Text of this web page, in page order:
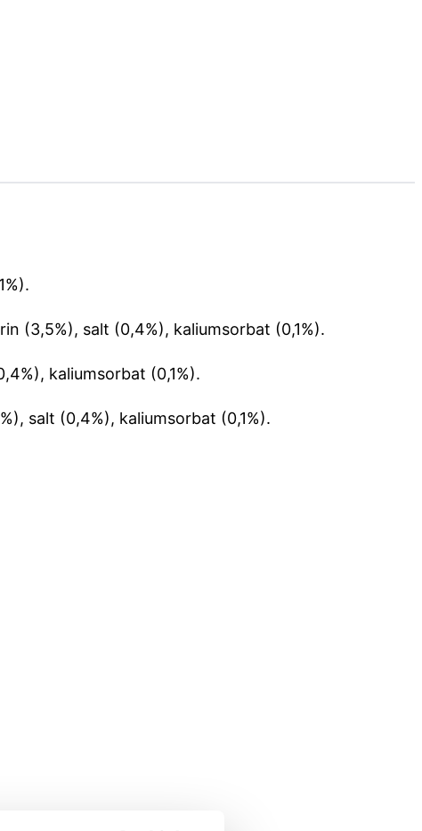
(3,5%), salt (0,4%), kaliumsorbat (0,1%).
kaliumsorbat (0,1%).
salt (0,4%), kaliumsorbat (0,1%).